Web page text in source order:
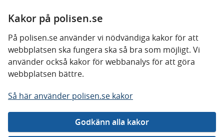
Kakor på polisen.se
På polisen.se använder vi nödvändiga kakor för att
webbplatsen ska fungera ska så bra som möjligt. Vi
använder också kakor för webbanalys för att göra
webbplatsen bättre.
Så här använder polisen.se kakor